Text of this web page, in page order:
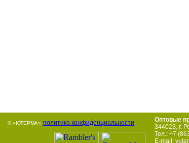
© «ЮТЕРМА» политика конфиденциальности
Оптовые
344023, г.
Тел.: +7
E-mail: